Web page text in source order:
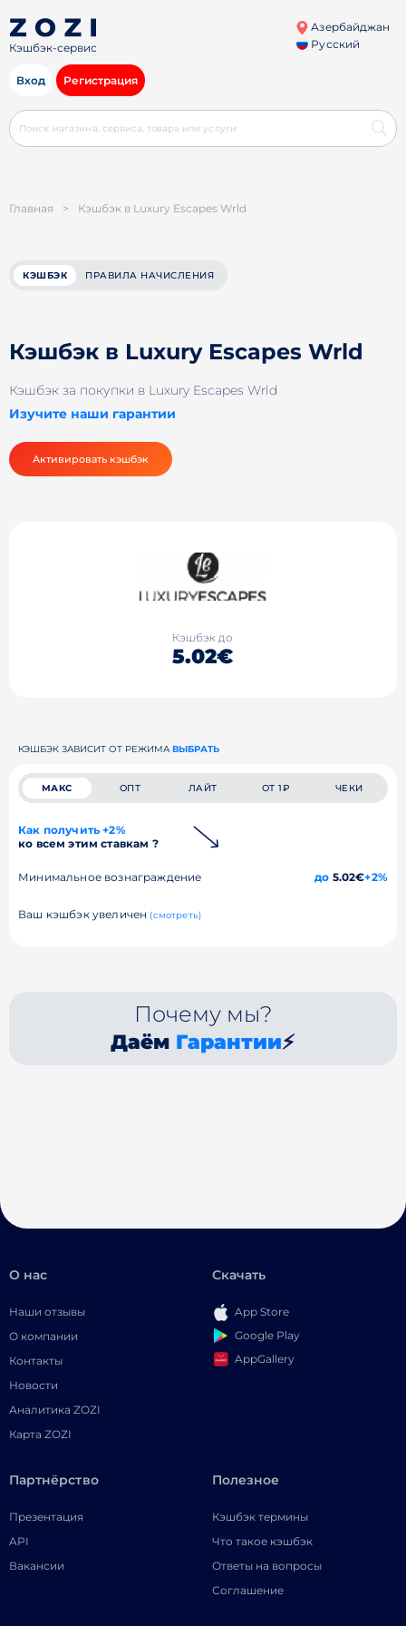
Кэшбэк-сервис
Азербайджан
Русский
Вход Регистрация
Главная > Кэшбэк в Luxury Escapes Wrld
КЭШБЭК ПРАВИЛА НАЧИСЛЕНИЯ
Кэшбэк в Luxury Escapes Wrld
Кэшбэк за покупки в Luxury Escapes Wrld
Изучите наши гарантии
Активировать кэшбэк
Кэшбэк до
5.02€
КЭШБЭК ЗАВИСИТ ОТ РЕЖИМА ВЫБРАТЬ
МАКС ОПТ ЛАЙТ ОТ 1₽ ЧЕКИ
Как получить +2%
ко всем этим ставкам ?
Минимальное вознаграждение до 5.02€+2%
Ваш кэшбэк увеличен (смотреть)
Почему мы?
Даём Гарантии⚡
О нас
Наши отзывы
О компании
Контакты
Новости
Аналитика ZOZI
Карта ZOZI
Скачать
App Store
Google Play
AppGallery
Партнёрство
Презентация
API
Вакансии
Полезное
Кэшбэк термины
Что такое кэшбэк
Ответы на вопросы
Соглашение